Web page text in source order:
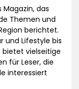
das
Themen und
berichtet.
und Lifestyle bis
bietet vielseitige
für Leser, die
interessiert